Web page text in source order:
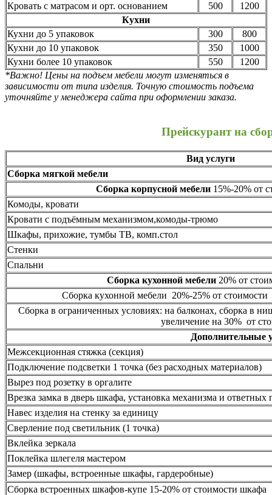
Кровать с матрасом и орт. основанием
500
1200
Кухни
Кухни до 5 упаковок
300
800
Кухни до 10 упаковок
350
1000
Кухни более 10 упаковок
550
1200
*Важно! Цены на подъем мебели могут изменяться в
зависимости от типа изделия. Точную стоимость подъема
уточняйте у менеджера сайта при оформлении заказа.
Прейскурант на
Вид услуги
Сборка мягкой мебели
Сборка корпусной мебели15%-20% от
Комоды, кровати
Кровати с подъёмным механизмом,комоды-трюмо
Шкафы, прихожие, тумбы ТВ, комп.стол
Стенки
Спальни
Сборка кухонной мебели20% от
Сборка кухонной мебели 20%-25% от стоимости
Сборка в ограниченных условиях: на балконах, сборка в
увеличение на 30% от
Дополнительные
Межсекционная стяжка (секция)
Подключение подсветки 1 точка (без расходных материалов)
Вырез под розетку в оргалите
Врезка замка в дверь шкафа, установка механизма и ответных
Навес изделия на стенку за единицу
Сверление под светильник (1 точка)
Вклейка зеркала
Поклейка шлегеля мастером
Замер (шкафы, встроенные шкафы, гардеробные)
Сборка встроенных шкафов-купе 15-20% от стоимости шкафа